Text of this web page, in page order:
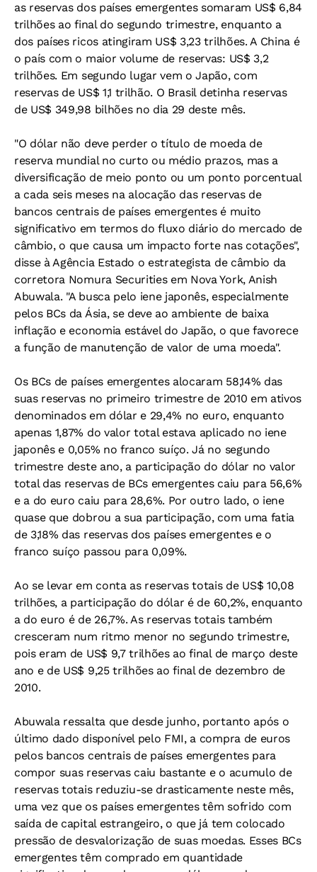
as reservas dos países emergentes somaram US$ 6,84
trilhões ao final do segundo trimestre, enquanto a
dos países ricos atingiram US$ 3,23 trilhões. A China é
o país com o maior volume de reservas: US$ 3,2
trilhões. Em segundo lugar vem o Japão, com
reservas de US$ 1,1 trilhão. O Brasil detinha reservas
de US$ 349,98 bilhões no dia 29 deste mês.
"O dólar não deve perder o título de moeda de
reserva mundial no curto ou médio prazos, mas a
diversificação de meio ponto ou um ponto porcentual
a cada seis meses na alocação das reservas de
bancos centrais de países emergentes é muito
significativo em termos do fluxo diário do mercado de
câmbio, o que causa um impacto forte nas cotações",
disse à Agência Estado o estrategista de câmbio da
corretora Nomura Securities em Nova York, Anish
Abuwala. "A busca pelo iene japonês, especialmente
pelos BCs da Ásia, se deve ao ambiente de baixa
inflação e economia estável do Japão, o que favorece
a função de manutenção de valor de uma moeda".
Os BCs de países emergentes alocaram 58,14% das
suas reservas no primeiro trimestre de 2010 em ativos
denominados em dólar e 29,4% no euro, enquanto
apenas 1,87% do valor total estava aplicado no iene
japonês e 0,05% no franco suíço. Já no segundo
trimestre deste ano, a participação do dólar no valor
total das reservas de BCs emergentes caiu para 56,6%
e a do euro caiu para 28,6%. Por outro lado, o iene
quase que dobrou a sua participação, com uma fatia
de 3,18% das reservas dos países emergentes e o
franco suíço passou para 0,09%.
Ao se levar em conta as reservas totais de US$ 10,08
trilhões, a participação do dólar é de 60,2%, enquanto
a do euro é de 26,7%. As reservas totais também
cresceram num ritmo menor no segundo trimestre,
pois eram de US$ 9,7 trilhões ao final de março deste
ano e de US$ 9,25 trilhões ao final de dezembro de
2010.
Abuwala ressalta que desde junho, portanto após o
último dado disponível pelo FMI, a compra de euros
pelos bancos centrais de países emergentes para
compor suas reservas caiu bastante e o acumulo de
reservas totais reduziu-se drasticamente neste mês,
uma vez que os países emergentes têm sofrido com
saída de capital estrangeiro, o que já tem colocado
pressão de desvalorização de suas moedas. Esses BCs
emergentes têm comprado em quantidade